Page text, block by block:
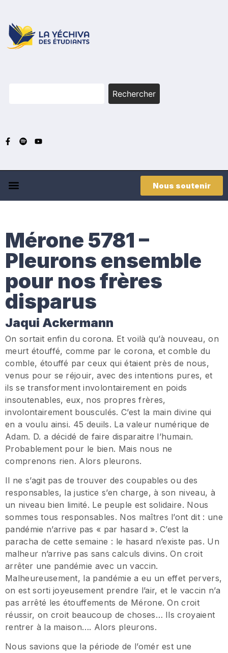
Rechercher
Nous soutenir
Mérone 5781 –
Pleurons ensemble
pour nos frères
disparus
Jaqui Ackermann
On sortait enfin du corona. Et voilà qu’à nouveau, on
meurt étouffé, comme par le corona, et comble du
comble, étouffé par ceux qui étaient près de nous,
venus pour se réjouir, avec des intentions pures, et
ils se transforment involontairement en poids
insoutenables, eux, nos propres frères,
involontairement bousculés. C’est la main divine qui
en a voulu ainsi. 45 deuils. La valeur numérique de
Adam. D. a décidé de faire disparaitre l’humain.
Probablement pour le bien. Mais nous ne
comprenons rien. Alors pleurons.
Il ne s’agit pas de trouver des coupables ou des
responsables, la justice s’en charge, à son niveau, à
un niveau bien limité. Le peuple est solidaire. Nous
sommes tous responsables. Nos maîtres l’ont dit : une
pandémie n’arrive pas « par hasard ». C’est la
paracha de cette semaine : le hasard n’existe pas. Un
malheur n’arrive pas sans calculs divins. On croit
arrêter une pandémie avec un vaccin.
Malheureusement, la pandémie a eu un effet pervers,
on est sorti joyeusement prendre l’air, et le vaccin n’a
pas arrêté les étouffements de Mérone. On croit
réussir, on croit beaucoup de choses… Ils croyaient
rentrer à la maison…. Alors pleurons.
Nous savions que la période de l’omér est une